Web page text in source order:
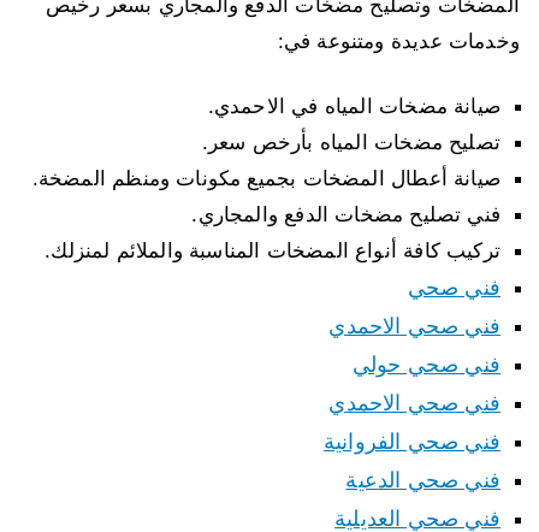
وخدمات عديدة ومتنوعة في:
صيانة مضخات المياه في الاحمدي.
تصليح مضخات المياه بأرخص سعر.
صيانة أعطال المضخات بجميع مكونات ومنظم المضخة.
فني تصليح مضخات الدفع والمجاري.
تركيب كافة أنواع المضخات المناسبة والملائم لمنزلك.
فني صحي
فني صحي الاحمدي
فني صحي حولي
فني صحي الاحمدي
فني صحي الفروانية
فني صحي الدعية
فني صحي العديلية